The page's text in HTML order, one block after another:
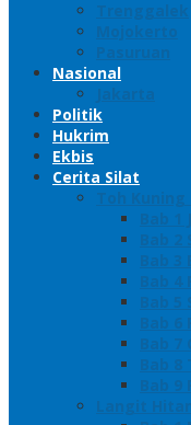
Trenggalek
Mojokerto
Pasuruan
Nasional
Jakarta
Politik
Hukrim
Ekbis
Cerita Silat
Toh
Bab 1
Bab 2
Bab 3
Bab 4
Bab 5
Bab 6
Bab 7
Bab 8
Bab 9
Langit